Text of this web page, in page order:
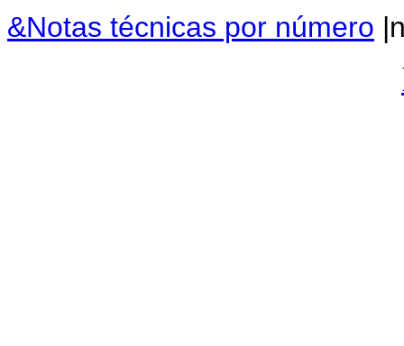
&Notas técnicas por número